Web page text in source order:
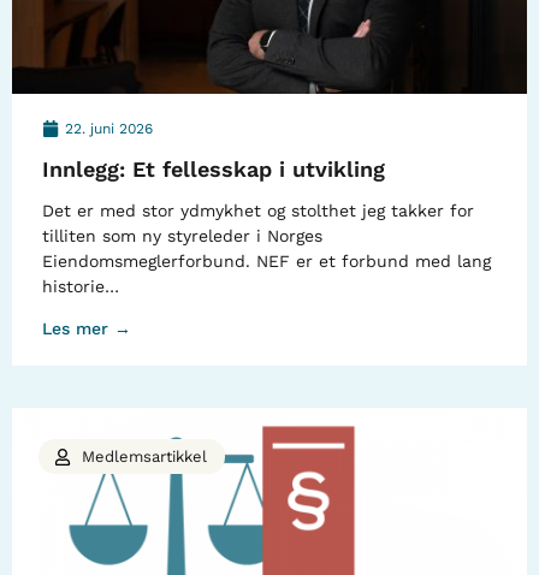
22. juni 2026
Innlegg: Et fellesskap i utvikling
Det er med stor ydmykhet og stolthet jeg takker for
tilliten som ny styreleder i Norges
Eiendomsmeglerforbund. NEF er et forbund med lang
historie…
Les mer →
Medlemsartikkel